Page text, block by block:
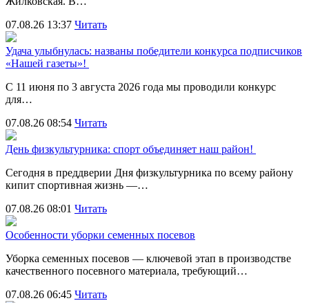
07.08.26 13:37 Читать
Удача улыбнулась: названы победители конкурса подписчиков
«Нашей газеты»!
С 11 июня по 3 августа 2026 года мы проводили конкурс
для…
07.08.26 08:54 Читать
День физкультурника: спорт объединяет наш район!
Сегодня в преддверии Дня физкультурника по всему району
кипит спортивная жизнь —…
07.08.26 08:01 Читать
Особенности уборки семенных посевов
Уборка семенных посевов — ключевой этап в производстве
качественного посевного материала, требующий…
07.08.26 06:45 Читать